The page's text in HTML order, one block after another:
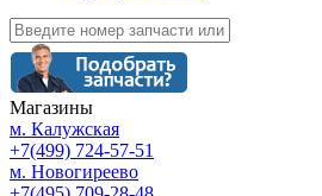
Магазины
м. Калужская
+7(499) 724-57-51
м. Новогиреево